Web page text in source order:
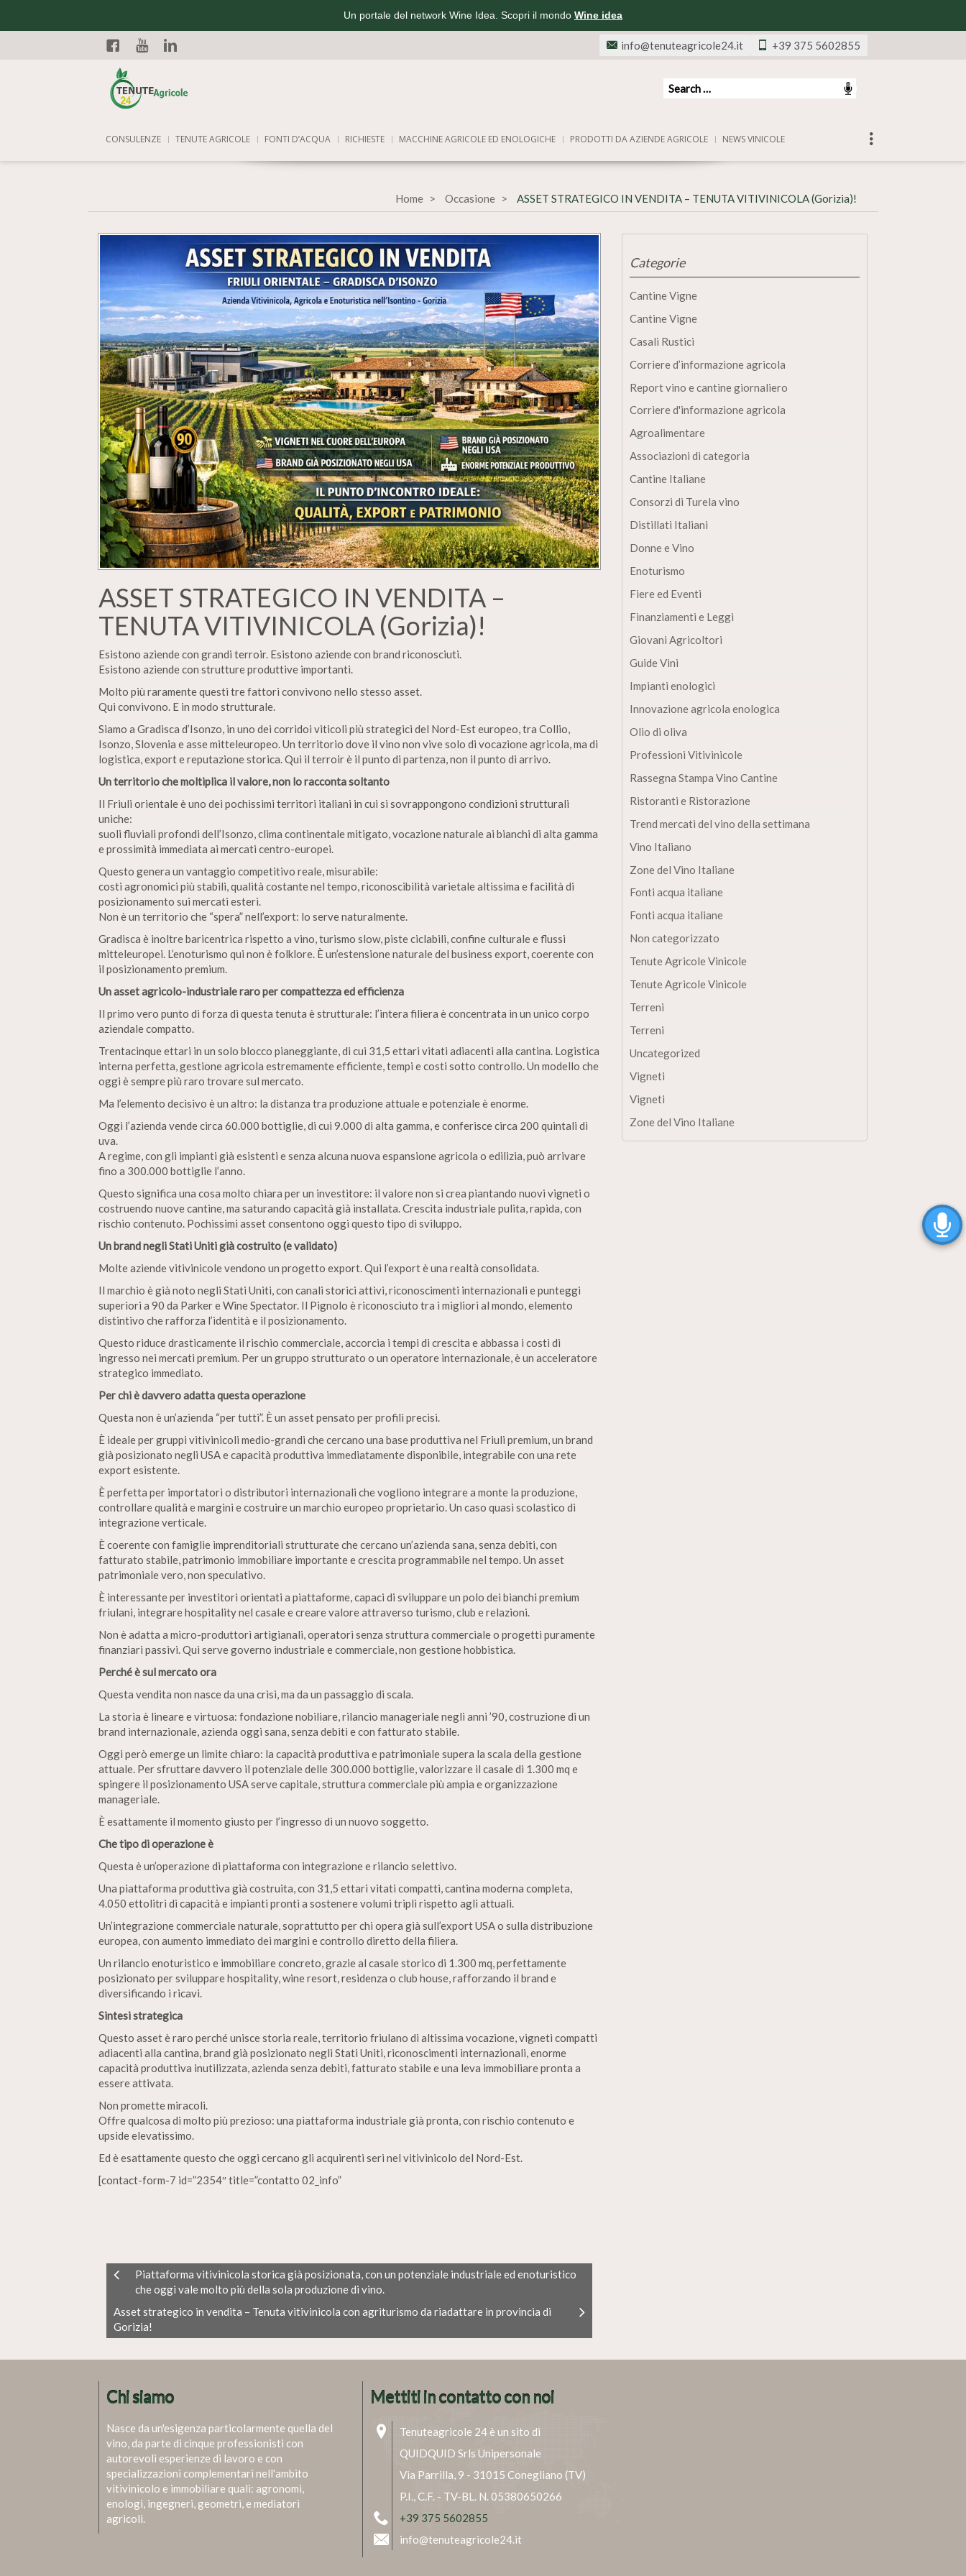
Un portale del network Wine Idea. Scopri il mondo Wine idea
Facebook
+39 375 5602855
info@tenuteagricole24.it
CONSULENZE TENUTE AGRICOLE FONTI D’ACQUA RICHIESTE MACCHINE AGRICOLE ED ENOLOGICHE PRODOTTI DA AZIENDE AGRICOLE NEWS VINICOLE
Home Occasione ASSET STRATEGICO IN VENDITA – TENUTA VITIVINICOLA (Gorizia)!
ASSET STRATEGICO IN VENDITA –
TENUTA VITIVINICOLA (Gorizia)!
Esistono aziende con grandi terroir. Esistono aziende con brand riconosciuti.
Esistono aziende con strutture produttive importanti.
Molto più raramente questi tre fattori convivono nello stesso asset.
Qui convivono. E in modo strutturale.
Siamo a Gradisca d’Isonzo, in uno dei corridoi viticoli più strategici del Nord-Est europeo, tra Collio,
Isonzo, Slovenia e asse mitteleuropeo. Un territorio dove il vino non vive solo di vocazione agricola, ma di
logistica, export e reputazione storica. Qui il terroir è il punto di partenza, non il punto di arrivo.
Un territorio che moltiplica il valore, non lo racconta soltanto
Il Friuli orientale è uno dei pochissimi territori italiani in cui si sovrappongono condizioni strutturali
uniche:
suoli fluviali profondi dell’Isonzo, clima continentale mitigato, vocazione naturale ai bianchi di alta gamma
e prossimità immediata ai mercati centro-europei.
Questo genera un vantaggio competitivo reale, misurabile:
costi agronomici più stabili, qualità costante nel tempo, riconoscibilità varietale altissima e facilità di
posizionamento sui mercati esteri.
Non è un territorio che “spera” nell’export: lo serve naturalmente.
Gradisca è inoltre baricentrica rispetto a vino, turismo slow, piste ciclabili, confine culturale e flussi
mitteleuropei. L’enoturismo qui non è folklore. È un’estensione naturale del business export, coerente con
il posizionamento premium.
Un asset agricolo-industriale raro per compattezza ed efficienza
Il primo vero punto di forza di questa tenuta è strutturale: l’intera filiera è concentrata in un unico corpo
aziendale compatto.
Trentacinque ettari in un solo blocco pianeggiante, di cui 31,5 ettari vitati adiacenti alla cantina. Logistica
interna perfetta, gestione agricola estremamente efficiente, tempi e costi sotto controllo. Un modello che
oggi è sempre più raro trovare sul mercato.
Ma l’elemento decisivo è un altro: la distanza tra produzione attuale e potenziale è enorme.
Oggi l’azienda vende circa 60.000 bottiglie, di cui 9.000 di alta gamma, e conferisce circa 200 quintali di
uva.
A regime, con gli impianti già esistenti e senza alcuna nuova espansione agricola o edilizia, può arrivare
fino a 300.000 bottiglie l’anno.
Questo significa una cosa molto chiara per un investitore: il valore non si crea piantando nuovi vigneti o
costruendo nuove cantine, ma saturando capacità già installata. Crescita industriale pulita, rapida, con
rischio contenuto. Pochissimi asset consentono oggi questo tipo di sviluppo.
Un brand negli Stati Uniti già costruito (e validato)
Molte aziende vitivinicole vendono un progetto export. Qui l’export è una realtà consolidata.
Il marchio è già noto negli Stati Uniti, con canali storici attivi, riconoscimenti internazionali e punteggi
superiori a 90 da Parker e Wine Spectator. Il Pignolo è riconosciuto tra i migliori al mondo, elemento
distintivo che rafforza l’identità e il posizionamento.
Questo riduce drasticamente il rischio commerciale, accorcia i tempi di crescita e abbassa i costi di
ingresso nei mercati premium. Per un gruppo strutturato o un operatore internazionale, è un acceleratore
strategico immediato.
Per chi è davvero adatta questa operazione
Questa non è un’azienda “per tutti”. È un asset pensato per profili precisi.
È ideale per gruppi vitivinicoli medio-grandi che cercano una base produttiva nel Friuli premium, un brand
già posizionato negli USA e capacità produttiva immediatamente disponibile, integrabile con una rete
export esistente.
È perfetta per importatori o distributori internazionali che vogliono integrare a monte la produzione,
controllare qualità e margini e costruire un marchio europeo proprietario. Un caso quasi scolastico di
integrazione verticale.
È coerente con famiglie imprenditoriali strutturate che cercano un’azienda sana, senza debiti, con
fatturato stabile, patrimonio immobiliare importante e crescita programmabile nel tempo. Un asset
patrimoniale vero, non speculativo.
È interessante per investitori orientati a piattaforme, capaci di sviluppare un polo dei bianchi premium
friulani, integrare hospitality nel casale e creare valore attraverso turismo, club e relazioni.
Non è adatta a micro-produttori artigianali, operatori senza struttura commerciale o progetti puramente
finanziari passivi. Qui serve governo industriale e commerciale, non gestione hobbistica.
Perché è sul mercato ora
Questa vendita non nasce da una crisi, ma da un passaggio di scala.
La storia è lineare e virtuosa: fondazione nobiliare, rilancio manageriale negli anni ’90, costruzione di un
brand internazionale, azienda oggi sana, senza debiti e con fatturato stabile.
Oggi però emerge un limite chiaro: la capacità produttiva e patrimoniale supera la scala della gestione
attuale. Per sfruttare davvero il potenziale delle 300.000 bottiglie, valorizzare il casale di 1.300 mq e
spingere il posizionamento USA serve capitale, struttura commerciale più ampia e organizzazione
manageriale.
È esattamente il momento giusto per l’ingresso di un nuovo soggetto.
Che tipo di operazione è
Questa è un’operazione di piattaforma con integrazione e rilancio selettivo.
Una piattaforma produttiva già costruita, con 31,5 ettari vitati compatti, cantina moderna completa,
4.050 ettolitri di capacità e impianti pronti a sostenere volumi tripli rispetto agli attuali.
Un’integrazione commerciale naturale, soprattutto per chi opera già sull’export USA o sulla distribuzione
europea, con aumento immediato dei margini e controllo diretto della filiera.
Un rilancio enoturistico e immobiliare concreto, grazie al casale storico di 1.300 mq, perfettamente
posizionato per sviluppare hospitality, wine resort, residenza o club house, rafforzando il brand e
diversificando i ricavi.
Sintesi strategica
Questo asset è raro perché unisce storia reale, territorio friulano di altissima vocazione, vigneti compatti
adiacenti alla cantina, brand già posizionato negli Stati Uniti, riconoscimenti internazionali, enorme
capacità produttiva inutilizzata, azienda senza debiti, fatturato stabile e una leva immobiliare pronta a
essere attivata.
Non promette miracoli.
Offre qualcosa di molto più prezioso: una piattaforma industriale già pronta, con rischio contenuto e
upside elevatissimo.
Ed è esattamente questo che oggi cercano gli acquirenti seri nel vitivinicolo del Nord-Est.
[contact-form-7 id=”2354″ title=”contatto 02_info”
Piattaforma vitivinicola storica già posizionata, con un potenziale industriale ed enoturistico
che oggi vale molto più della sola produzione di vino.
Asset strategico in vendita – Tenuta vitivinicola con agriturismo da riadattare in provincia di
Gorizia!
Categorie
Cantine Vigne
Cantine Vigne
Casali Rustici
Corriere d’informazione agricola
Report vino e cantine giornaliero
Corriere d'informazione agricola
Agroalimentare
Associazioni di categoria
Cantine Italiane
Consorzi di Turela vino
Distillati Italiani
Donne e Vino
Enoturismo
Fiere ed Eventi
Finanziamenti e Leggi
Giovani Agricoltori
Guide Vini
Impianti enologici
Innovazione agricola enologica
Olio di oliva
Professioni Vitivinicole
Rassegna Stampa Vino Cantine
Ristoranti e Ristorazione
Trend mercati del vino della settimana
Vino Italiano
Zone del Vino Italiane
Fonti acqua italiane
Fonti acqua italiane
Non categorizzato
Tenute Agricole Vinicole
Tenute Agricole Vinicole
Terreni
Terreni
Uncategorized
Vigneti
Vigneti
Zone del Vino Italiane
Chi siamo
Nasce da un'esigenza particolarmente quella del
vino, da parte di cinque professionisti con
autorevoli esperienze di lavoro e con
specializzazioni complementari nell'ambito
vitivinicolo e immobiliare quali: agronomi,
enologi, ingegneri, geometri, e mediatori
agricoli.
Mettiti in contatto con noi
Tenuteagricole 24 è un sito di
QUIDQUID Srls Unipersonale
Via Parrilla, 9 - 31015 Conegliano (TV)
P.I., C.F. - TV-BL. N. 05380650266
+39 375 5602855
info@tenuteagricole24.it